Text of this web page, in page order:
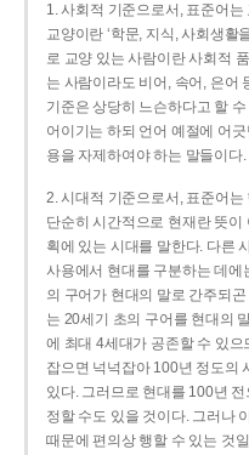
1. 사회적 기준으로서, 표준어
교양이란 ‘학문, 지식, 사회생활
로 교양 있는 사람이란 사회적
는 사람이라도 비어, 속어, 은어
기준은 상당히 느슨하다고 할
어이기는 하되 언어 예절에 어
용을 자제하여야 하는 말들이다.
2. 시대적 기준으로서, 표준어는
단순히 시간적으로 현재란 뜻
획에 있는 시대를 말한다. 다른
사용에서 현대를 구분하는 데
의 구어가 현대의 말로 간주되
는 20세기 초의 구어를 현대의
에 최대 4세대가 공존할 수 있
잡으면 넉넉잡아 100년 정도의
있다. 그러므로 현대를 100년
정할 수도 있을 것이다. 그러나
때문에 편의상 행할 수 있는 것